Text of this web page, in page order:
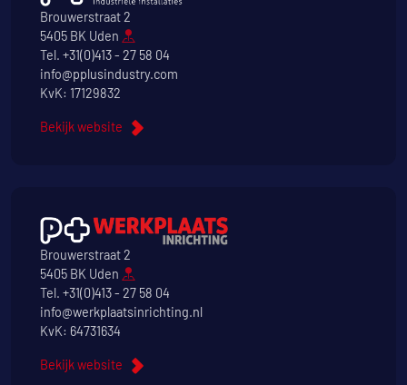
Brouwerstraat 2
5405 BK Uden
Tel. +31(0)413 - 27 58 04
info@pplusindustry.com
KvK: 17129832
Bekijk website
Brouwerstraat 2
5405 BK Uden
Tel. +31(0)413 - 27 58 04
info@werkplaatsinrichting.nl
KvK: 64731634
Bekijk website